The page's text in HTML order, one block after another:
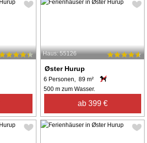
Haus: 55126
Øster Hurup
6 Personen, 89 m²
500 m zum Wasser.
ab 399 €